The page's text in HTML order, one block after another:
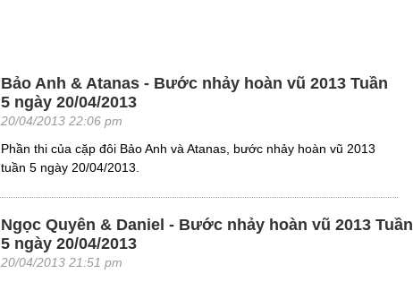
Bảo Anh & Atanas - Bước nhảy hoàn vũ 2013 Tuần
5 ngày 20/04/2013
20/04/2013 22:06 pm
Phần thi của cặp đôi Bảo Anh và Atanas, bước nhảy hoàn vũ 2013
tuần 5 ngày 20/04/2013.
Ngọc Quyên & Daniel - Bước nhảy hoàn vũ 2013 Tuần
5 ngày 20/04/2013
20/04/2013 21:51 pm